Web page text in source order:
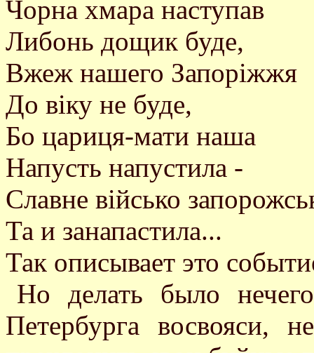
Чорна хмара наступав
Либонь дощик буде,
Вжеж нашего Запорiжжя
До вiку не буде,
Бо цариця-мати наша
Напусть напустила -
Славне вiйсько
Та и занапастила...
Так описывает это
Но делать было
Петербурга восвояси,